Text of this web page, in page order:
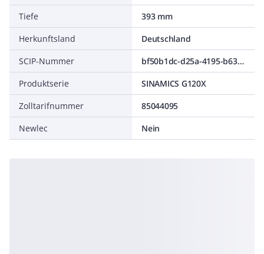
Tiefe
393 mm
Herkunftsland
Deutschland
SCIP-Nummer
bf50b1dc-d25a-4195-b63f-3683bda2a86e
Produktserie
SINAMICS G120X
Zolltarifnummer
85044095
Newlec
Nein